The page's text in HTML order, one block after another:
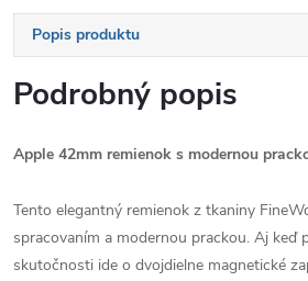
Popis produktu
Podrobný popis
Apple 42mm remienok s modernou
Tento elegantný remienok z tkaniny
spracovaním a modernou prackou. Aj keď
skutočnosti ide o dvojdielne magnetické